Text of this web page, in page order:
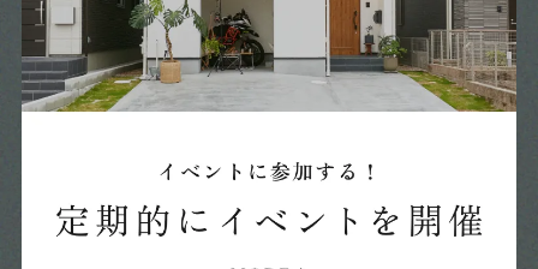
2024年09月 (27)
2024年08月 (27)